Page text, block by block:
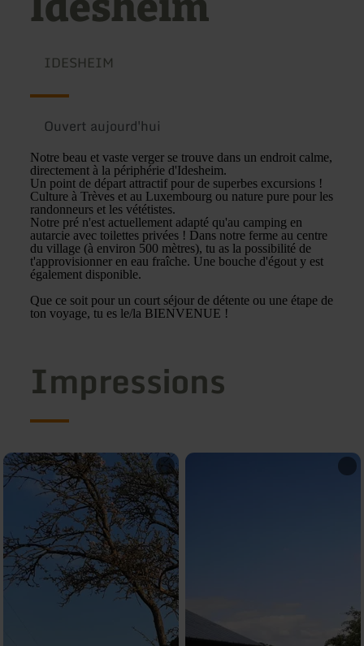
IDESHEIM
Ouvert aujourd'hui
Notre beau et vaste verger se trouve dans un endroit calme,
directement à la périphérie d'Idesheim.
Un point de départ attractif pour de superbes excursions !
Culture à Trèves et au Luxembourg ou nature pure pour les
randonneurs et les vététistes.
Notre pré n'est actuellement adapté qu'au camping en
autarcie avec toilettes privées ! Dans notre ferme au centre
du village (à environ 500 mètres), tu as la possibilité de
t'approvisionner en eau fraîche. Une bouche d'égout y est
également disponible.
Que ce soit pour un court séjour de détente ou une étape de
ton voyage, tu es le/la BIENVENUE !
Impressions